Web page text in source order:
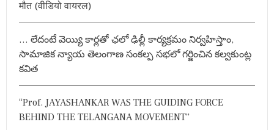
मौत (वीडियो वायरल)
… లేదంటే వెయ్యి కార్లతో ఛలో ఢిల్లీ కార్యక్రమం నిర్వహిస్తాం,
సామాజిక న్యాయ తెలంగాణ సంకల్ప సభలో గర్జించిన కల్వకుంట్ల
కవిత
“Prof. JAYASHANKAR WAS THE GUIDING FORCE
BEHIND THE TELANGANA MOVEMENT”